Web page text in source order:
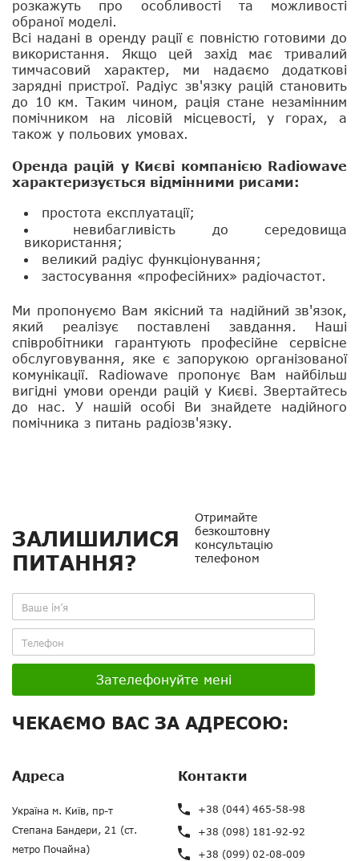
розкажуть про особливості та можливості
обраної моделі.
Всі надані в оренду рації є повністю готовими до
використання. Якщо цей захід має тривалий
тимчасовий характер, ми надаємо додаткові
зарядні пристрої. Радіус зв'язку рацій становить
до 10 км. Таким чином, рація стане незамінним
помічником на лісовій місцевості, у горах, а
також у польових умовах.
Оренда рацій у Києві компанією Radiowave
характеризується відмінними рисами:
простота експлуатації;
невибагливість до середовища
використання;
великий радіус функціонування;
застосування «професійних» радіочастот.
Ми пропонуємо Вам якісний та надійний зв'язок,
який реалізує поставлені завдання. Наші
співробітники гарантують професійне сервісне
обслуговування, яке є запорукою організованої
комунікації. Radiowave пропонує Вам найбільш
вигідні умови оренди рацій у Києві. Звертайтесь
до нас. У нашій особі Ви знайдете надійного
помічника з питань радіозв'язку.
ЗАЛИШИЛИСЯ
ПИТАННЯ?
Отримайте
безкоштовну
консультацію
телефоном
Зателефонуйте мені
ЧЕКАЄМО ВАС ЗА АДРЕСОЮ:
Адреса
Україна м. Київ, пр-т
Степана Бандери, 21 (ст.
метро Почайна)
Контакти
+38 (044) 465-58-98
+38 (098) 181-92-92
+38 (099) 02-08-009